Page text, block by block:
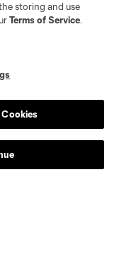
storing and use
Terms of Service.